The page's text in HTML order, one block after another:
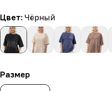
Цвет: Чёрный
Размер